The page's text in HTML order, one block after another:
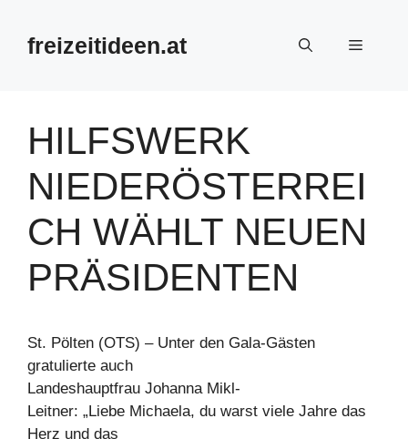
Inhalt
springenfreizeitideen.at Menü
HILFSWERK
NIEDERÖSTERREI
CH WÄHLT NEUEN
PRÄSIDENTEN
St. Pölten (OTS) – Unter den Gala-Gästen
gratulierte auch
Landeshauptfrau Johanna Mikl-
Leitner: „Liebe Michaela, du warst viele Jahre das
Herz und das